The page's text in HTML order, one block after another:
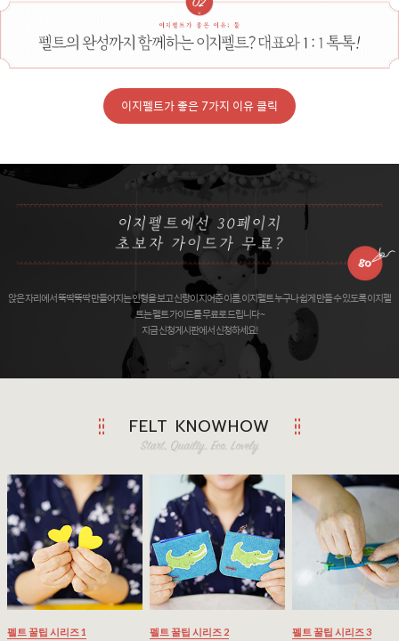
이지펠트가 좋은 7가지 이유 클릭
앉은 자리에서 뚝딱뚝딱 만들어지는 인형을 보고 신랑이 지어준 이름, 이지펠트 누구나 쉽게 만들 수 있도록 이지펠
트는 펠트 가이드를 무료로 드립니다 ~
지금 신청게시판에서 신청하세요!
FELT KNOWHOW
펠트 꿀팁 시리즈 1 펠트 꿀팁 시리즈 2 펠트 꿀팁 시리즈 3